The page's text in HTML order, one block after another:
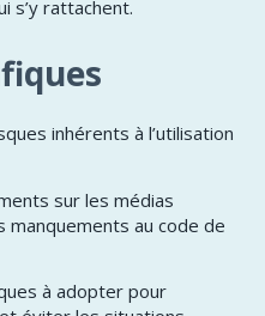
s’y rattachent.
inhérents à l’utilisation
sur les médias
manquements au code de
à adopter pour